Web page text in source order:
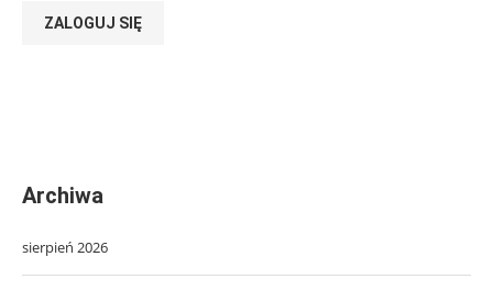
ZALOGUJ SIĘ
Archiwa
sierpień 2026